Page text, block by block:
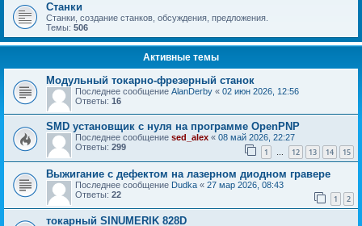
Станки
Станки, создание станков, обсуждения, предложения.
Темы: 506
Активные темы
Модульный токарно-фрезерный станок
Последнее сообщение AlanDerby « 02 июн 2026, 12:56
Ответы: 16
SMD установщик c нуля на программе OpenPNP
Последнее сообщение sed_alex « 08 май 2026, 22:27
Ответы: 299 1 … 12 13 14 15
Выжигание с дефектом на лазерном диодном гравере
Последнее сообщение Dudka « 27 мар 2026, 08:43
Ответы: 22 1 2
токарный SINUMERIK 828D